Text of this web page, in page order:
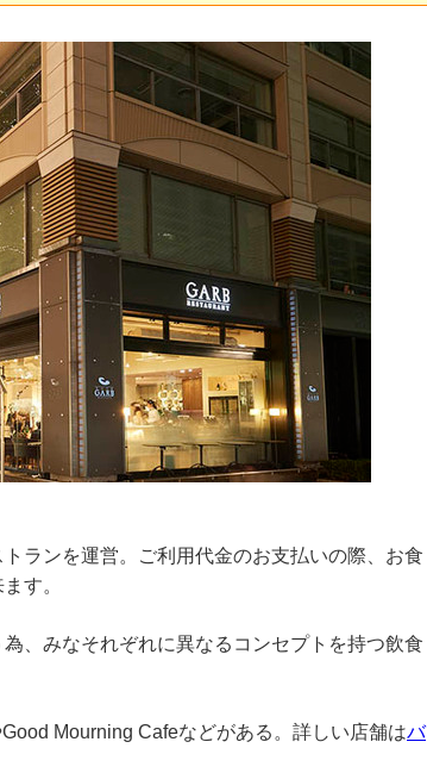
ランを運営。ご利用代金のお支払いの際、お食
す。
、みなそれぞれに異なるコンセプトを持つ飲食
Mourning Cafeなどがある。詳しい店舗はバ